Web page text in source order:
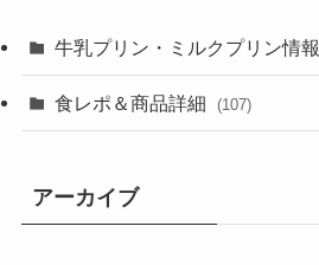
牛乳プリン・ミルクプリン情報
食レポ＆商品詳細 (107)
アーカイブ